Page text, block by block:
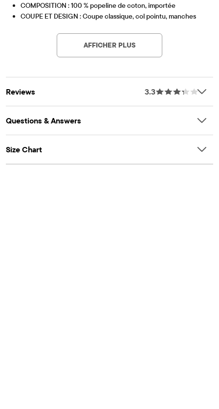
COMPOSITION : 100 % popeline de coton, importée
COUPE ET DESIGN : Coupe classique, col pointu, manches
ourlet arrondi, longueur au niveau des hanches.
CARACTÉRISTIQUES : Fermeture boutonnée, poche poitrine,
motif vichy intégral, tissu traité pour plus de douceur et pour
AFFICHER PLUS
Reviews 3.3
Questions & Answers
Size Chart